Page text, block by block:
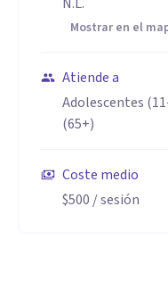
Mostrar en el
Atiende a
Adolescentes
(65+)
Coste medio
$500 / sesión